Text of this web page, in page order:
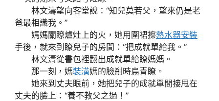
林文濤望向客堂說：“知兒莫若父，望來仍是老
爸最相識我。”
媽媽關瞭爐灶上的火，她用圍裙擦熱水器安裝
手後，就來到瞭兒子的房間：“把成就單給我。”
林文濤從書包裡翻出成就單給瞭媽媽。
那一刻，媽裝潢媽的臉剎時烏青瞭。
她來到丈夫眼前，她把兒子的成就單間接甩在
丈夫的臉上：“養不教父之過！”